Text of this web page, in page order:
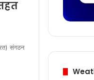
संगठन